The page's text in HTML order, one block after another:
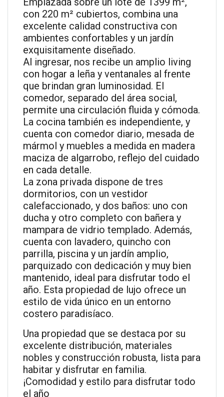
con 220 m² cubiertos, combina una
excelente calidad constructiva con
ambientes confortables y un jardín
exquisitamente diseñado.
Al ingresar, nos recibe un amplio living
con hogar a leña y ventanales al frente
que brindan gran luminosidad. El
comedor, separado del área social,
permite una circulación fluida y cómoda.
La cocina también es independiente, y
cuenta con comedor diario, mesada de
mármol y muebles a medida en madera
maciza de algarrobo, reflejo del cuidado
en cada detalle.
La zona privada dispone de tres
dormitorios, con un vestidor
calefaccionado, y dos baños: uno con
ducha y otro completo con bañera y
mampara de vidrio templado. Además,
cuenta con lavadero, quincho con
parrilla, piscina y un jardín amplio,
parquizado con dedicación y muy bien
mantenido, ideal para disfrutar todo el
año. Esta propiedad de lujo ofrece un
estilo de vida único en un entorno
costero paradisíaco.
Una propiedad que se destaca por su
excelente distribución, materiales
nobles y construcción robusta, lista para
habitar y disfrutar en familia.
¡Comodidad y estilo para disfrutar todo
el año